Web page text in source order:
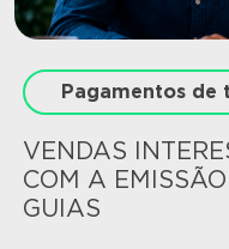
Pagamentos de
VENDAS
COM A
GUIAS